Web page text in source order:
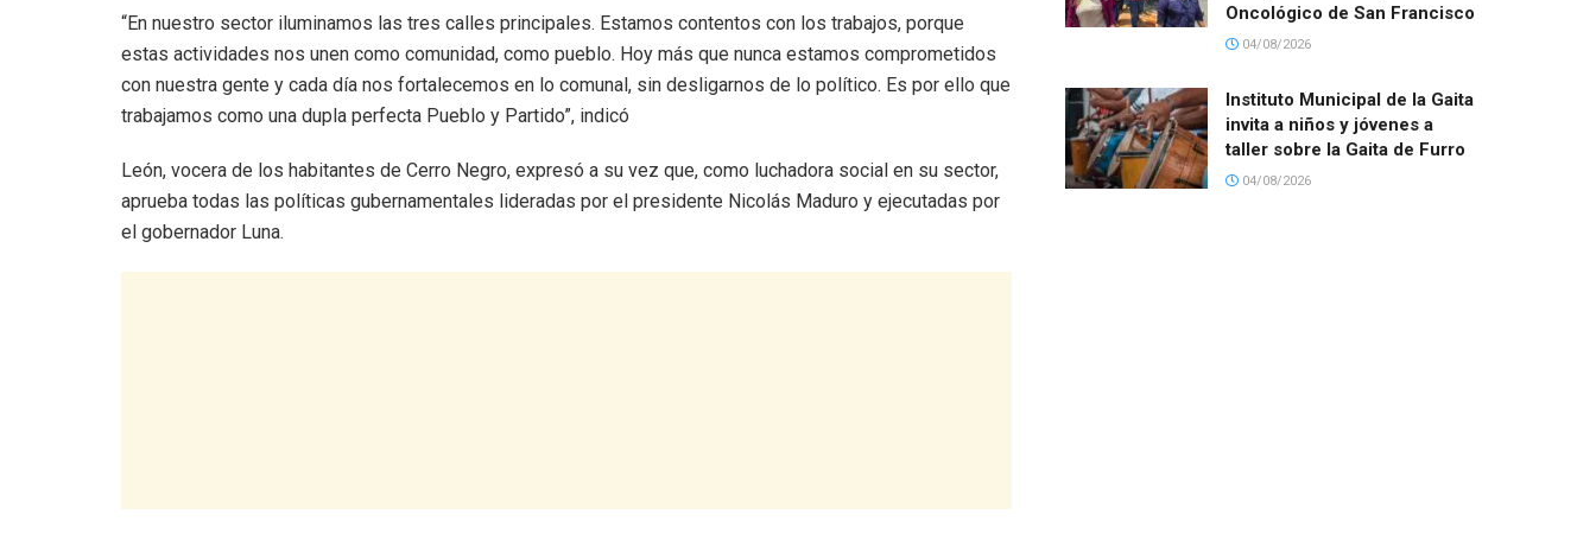
“En nuestro sector iluminamos las tres calles principales. Estamos contentos con los trabajos, porque
estas actividades nos unen como comunidad, como pueblo. Hoy más que nunca estamos comprometidos
con nuestra gente y cada día nos fortalecemos en lo comunal, sin desligarnos de lo político. Es por ello que
trabajamos como una dupla perfecta Pueblo y Partido”, indicó
León, vocera de los habitantes de Cerro Negro, expresó a su vez que, como luchadora social en su sector,
aprueba todas las políticas gubernamentales lideradas por el presidente Nicolás Maduro y ejecutadas por
el gobernador Luna.
Oncológico de San Francisco
04/08/2026
Instituto Municipal de la Gaita
invita a niños y jóvenes a
taller sobre la Gaita de Furro
04/08/2026